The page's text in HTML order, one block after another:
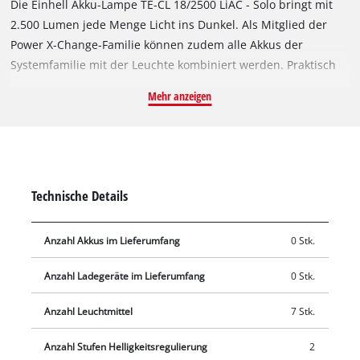
Die Einhell Akku-Lampe TE-CL 18/2500 LiAC - Solo bringt mit
2.500 Lumen jede Menge Licht ins Dunkel. Als Mitglied der
Power X-Change-Familie können zudem alle Akkus der
Systemfamilie mit der Leuchte kombiniert werden. Praktisch
wie im Keller, der Baustelle, im Dachgeschoss oder in dunklen
Outdoor-Aktivitäten, wenn auf eine strom-unabhängige
Lichtquelle nicht verzichtet werden soll. Dank der sieben
langlebigen, leuchtstarken LEDs mit insgesamt 2.500 Lumen
Lampe nicht nur heller, sondern auch robuster und
stoßunempfindlicher als eine vergleichbare Halogen-Lampe.
Zwei Helligkeitsstufen sorgen für die ideale Ausleuchtung.
Eine Stativfixierung ist durch das 1/4"-Stativgewinde möglich.
Mehr anzeigen
Technische Details
Anzahl Akkus im Lieferumfang 0 Stk.
Anzahl Ladegeräte im Lieferumfang 0 Stk.
Anzahl Leuchtmittel 7 Stk.
Anzahl Stufen Helligkeitsregulierung 2